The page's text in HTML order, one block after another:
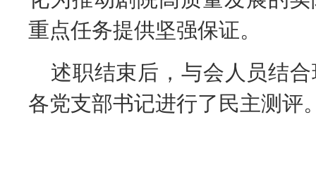
重点任务提供坚强保证。
述职结束后，与会人员结
各党支部书记进行了民主测评